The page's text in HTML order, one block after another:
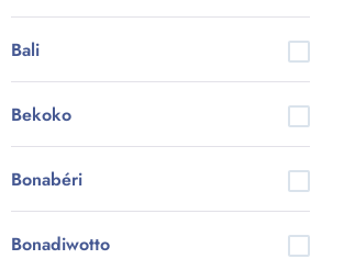
Bali
Bekoko
Bonabéri
Bonadiwotto